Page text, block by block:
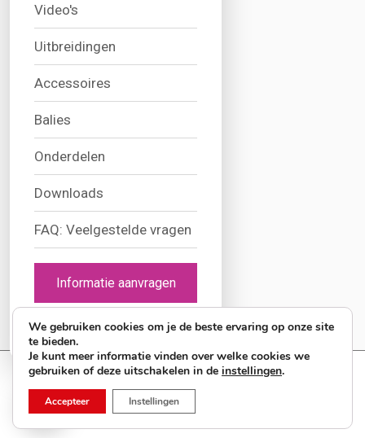
AAA Display bv
Parellaan 30
2132 WS Hoofddorp
020 26 191 89
Wij zijn bereikbaar op:
maandag t/m donderdag
vrijdag
9.00 tot 15.00 uur
Showroom bezoek op afspraak
9.4 62 reviews
© Copyright 2026 AAA Display. All Rights Reserved.
We gebruiken cookies om je de beste ervaring op onze site
te bieden.
Je kunt meer informatie vinden over welke cookies we
gebruiken of deze uitschakelen in de instellingen.
Accepteer Instellingen
Video's
Uitbreidingen
Accessoires
Balies
Onderdelen
Downloads
FAQ: Veelgestelde vragen
Informatie aanvragen
Showroom bezoeken→